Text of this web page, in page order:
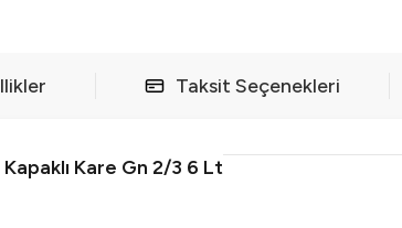
Taksit Seçenekleri
Kare Gn 2/3 6 Lt